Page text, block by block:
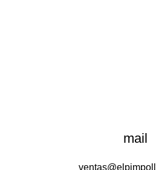
mail